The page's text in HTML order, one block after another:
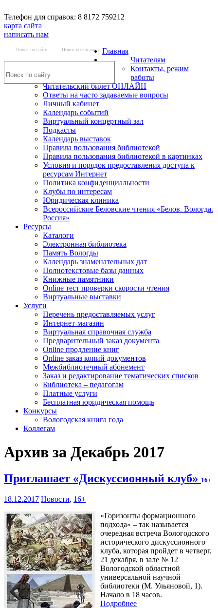
Телефон для справок: 8 8172 759212
карта сайта
написать нам
Поиск по сайту Поиск по каталогу Главная
Читателям
Контакты, режим
работы
Читательский билет ОНЛАЙН
Ответы на часто задаваемые вопросы
Личный кабинет
Календарь событий
Виртуальный концертный зал
Подкасты
Календарь выставок
Правила пользования библиотекой
Правила пользования библиотекой в картинках
Условия и порядок предоставления доступа к
ресурсам Интернет
Политика конфиденциальности
Клубы по интересам
Юридическая клиника
Всероссийские Беловские чтения «Белов. Вологда.
Россия»
Ресурсы
Каталоги
Электронная библиотека
Память Вологды
Календарь знаменательных дат
Полнотекстовые базы данных
Книжные памятники
Online тест проверки скорости чтения
Виртуальные выставки
Услуги
Перечень предоставляемых услуг
Интернет-магазин
Виртуальная справочная служба
Предварительный заказ документа
Online продление книг
Online заказ копий документов
Межбиблиотечный абонемент
Заказ и редактирование тематических списков
Библиотека – педагогам
Платные услуги
Бесплатная юридическая помощь
Конкурсы
Вологодская книга года
Коллегам
Архив за Декабрь 2017
Приглашает «Дискуссионный клуб» 16+
18.12.2017 Новости, 16+
«Горизонты формационного
подхода» – так называется
очередная встреча Вологодского
исторического дискуссионного
клуба, которая пройдет в четверг,
21 декабря, в зале № 12
Вологодской областной
универсальной научной
библиотеки (М. Ульяновой, 1).
Начало в 18 часов.
Подробнее